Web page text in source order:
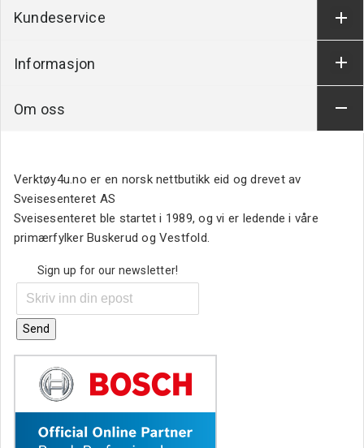
Kundeservice
Informasjon
Om oss
Verktøy4u.no er en norsk nettbutikk eid og drevet av
Sveisesenteret AS
Sveisesenteret ble startet i 1989, og vi er ledende i våre
primærfylker Buskerud og Vestfold.
Sign up for our newsletter!
Send